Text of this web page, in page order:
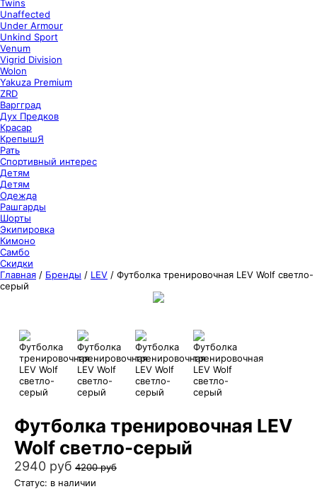
Twins
Unaffected
Under Armour
Unkind Sport
Venum
Vigrid Division
Wolon
Yakuza Premium
ZRD
Варгград
Дух Предков
Красар
КрепышЯ
Рать
Спортивный интерес
Детям
Детям
Одежда
Рашгарды
Шорты
Экипировка
Кимоно
Самбо
Скидки
Главная / Бренды / LEV / Футболка тренировочная LEV Wolf светло-
серый
Футболка тренировочная LEV
Wolf светло-серый
2940 руб 4200 руб
Статус: в наличии